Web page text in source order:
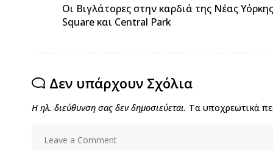
Οι Βιγλάτορες στην καρδιά της Νέας
Square και Central Park
Δεν υπάρχουν Σχόλια
Η ηλ. διεύθυνση σας δεν δημοσιεύεται. Τα υποχρεωτικά